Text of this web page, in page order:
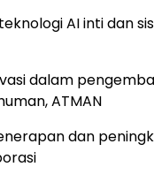
AI inti dan
dalam
ATMAN
dan